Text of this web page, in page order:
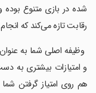
شده در بازی متنوع
رقابت تازه می‌کند که
وظیفه اصلی شما به
و امتیازات بیشتری به
هم روی امتیاز گرفتن